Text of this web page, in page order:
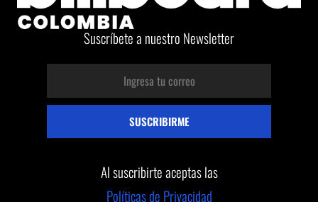
Suscríbete a nuestro Newsletter
Al suscribirte aceptas las
Políticas de Privacidad